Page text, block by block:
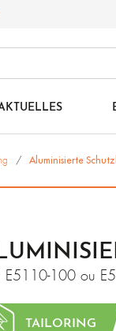
Aluminisierte
E5110-100 ou
TAILORING